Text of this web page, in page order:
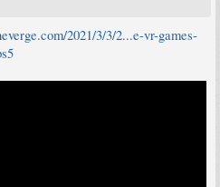
2021/3/3/2...e-vr-games-